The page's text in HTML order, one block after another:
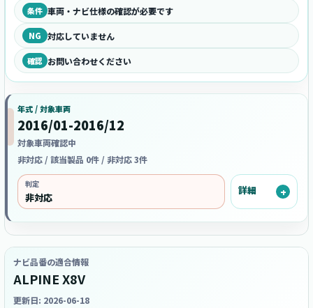
条件 車両・ナビ仕様の確認が必要です
NG 対応していません
確認 お問い合わせください
年式 / 対象車両
2016/01-2016/12
対象車両確認中
非対応 / 該当製品 0件 / 非対応 3件
判定
非対応
詳細
ナビ品番の適合情報
ALPINE X8V
更新日: 2026-06-18